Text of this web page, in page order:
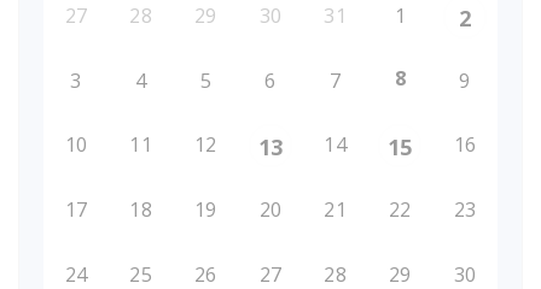
27 28 29 30 31 1 2
3 4 5 6 7 8 9
10 11 12 13 14 15 16
17 18 19 20 21 22 23
24 25 26 27 28 29 30